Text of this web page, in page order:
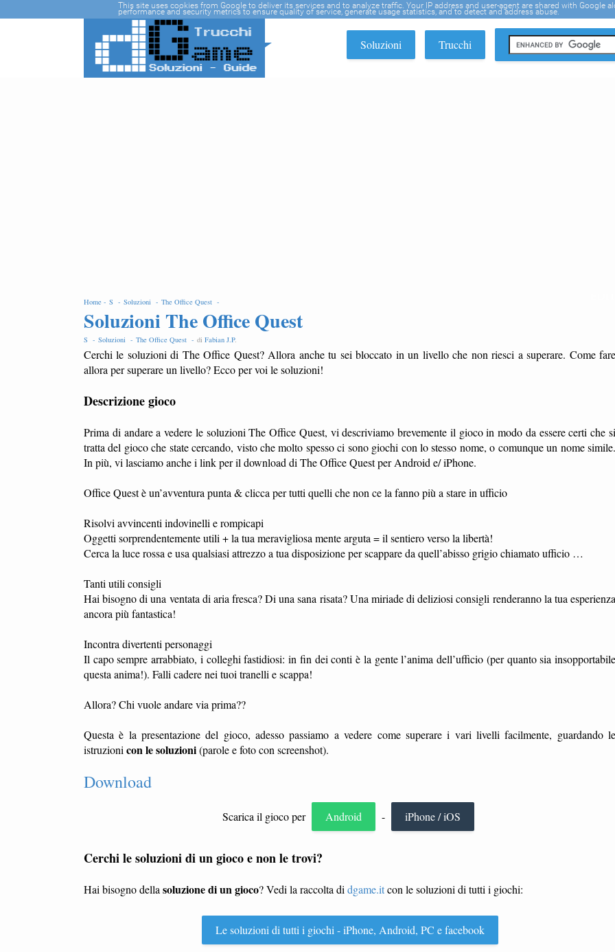
Soluzioni Trucchi
Home - S - Soluzioni - The Office Quest -
Soluzioni The Office Quest
S - Soluzioni - The Office Quest - di Fabian J.P.
Cerchi le soluzioni di The Office Quest? Allora anche tu sei bloccato in un livello che non riesci a superare. Come fare
allora per superare un livello? Ecco per voi le soluzioni!
Descrizione gioco
Prima di andare a vedere le soluzioni The Office Quest, vi descriviamo brevemente il gioco in modo da essere certi che si
tratta del gioco che state cercando, visto che molto spesso ci sono giochi con lo stesso nome, o comunque un nome simile.
In più, vi lasciamo anche i link per il download di The Office Quest per Android e/ iPhone.
Office Quest è un’avventura punta & clicca per tutti quelli che non ce la fanno più a stare in ufficio
Risolvi avvincenti indovinelli e rompicapi
Oggetti sorprendentemente utili + la tua meravigliosa mente arguta = il sentiero verso la libertà!
Cerca la luce rossa e usa qualsiasi attrezzo a tua disposizione per scappare da quell’abisso grigio chiamato ufficio …
Tanti utili consigli
Hai bisogno di una ventata di aria fresca? Di una sana risata? Una miriade di deliziosi consigli renderanno la tua esperienza
ancora più fantastica!
Incontra divertenti personaggi
Il capo sempre arrabbiato, i colleghi fastidiosi: in fin dei conti è la gente l’anima dell’ufficio (per quanto sia insopportabile
questa anima!). Falli cadere nei tuoi tranelli e scappa!
Allora? Chi vuole andare via prima??
Questa è la presentazione del gioco, adesso passiamo a vedere come superare i vari livelli facilmente, guardando le
istruzioni con le soluzioni(parole e foto con screenshot).
Download
Scarica il gioco per Android - iPhone / iOS
Cerchi le soluzioni di un gioco e non le trovi?
Hai bisogno della soluzione di un gioco? Vedi la raccolta di dgame.itcon le soluzioni di tutti i giochi:
Le soluzioni di tutti i giochi - iPhone, Android, PC e facebook
This site uses cookies from Google to deliver its services and to analyze traffic. Your IP address and user-agent are shared with Google
performance and security metrics to ensure quality of service, generate usage statistics, and to detect and address abuse.